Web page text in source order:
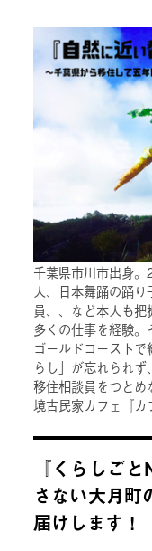
千葉県市川市出身
人、日本舞踊の踊
員、、など本人も
多くの仕事を経験
ゴールドコースト
らし」が忘れられ
移住相談員をつと
境古民家カフェ『カ
『くらしご
さない大月町
届けします！